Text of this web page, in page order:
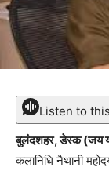
Listen to this
बुलंदशहर, डेस्क (जय
कलानिधि नैथानी